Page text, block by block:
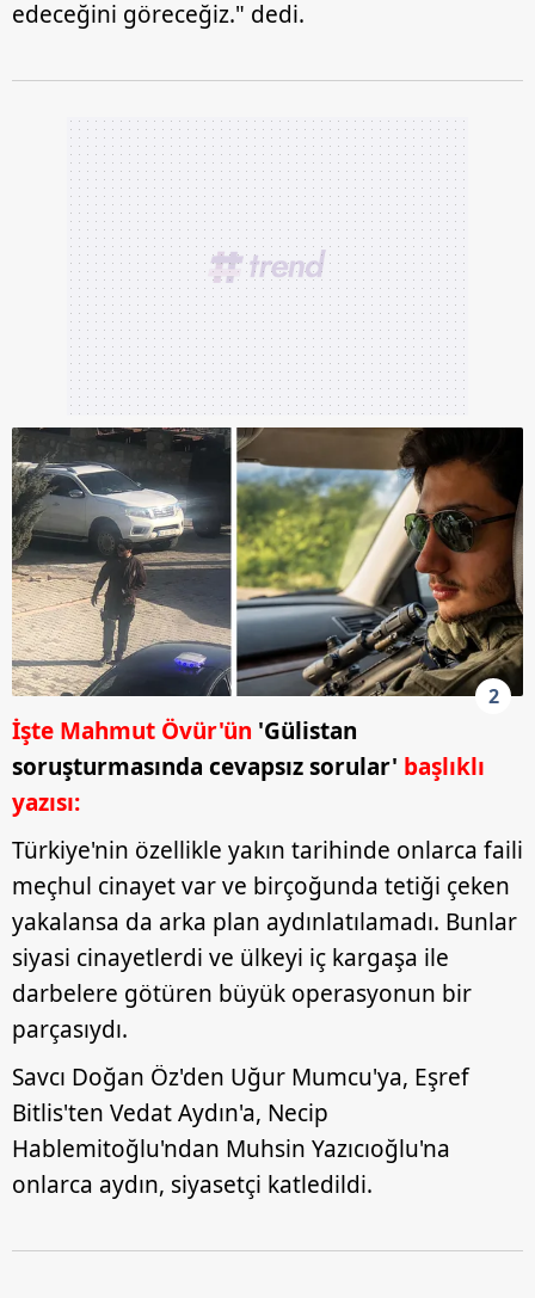
edeceğini göreceğiz." dedi.
2
İşte Mahmut Övür'ün 'Gülistan
soruşturmasında cevapsız sorular' başlıklı
yazısı:
Türkiye'nin özellikle yakın tarihinde onlarca faili
meçhul cinayet var ve birçoğunda tetiği çeken
yakalansa da arka plan aydınlatılamadı. Bunlar
siyasi cinayetlerdi ve ülkeyi iç kargaşa ile
darbelere götüren büyük operasyonun bir
parçasıydı.
Savcı Doğan Öz'den Uğur Mumcu'ya, Eşref
Bitlis'ten Vedat Aydın'a, Necip
Hablemitoğlu'ndan Muhsin Yazıcıoğlu'na
onlarca aydın, siyasetçi katledildi.